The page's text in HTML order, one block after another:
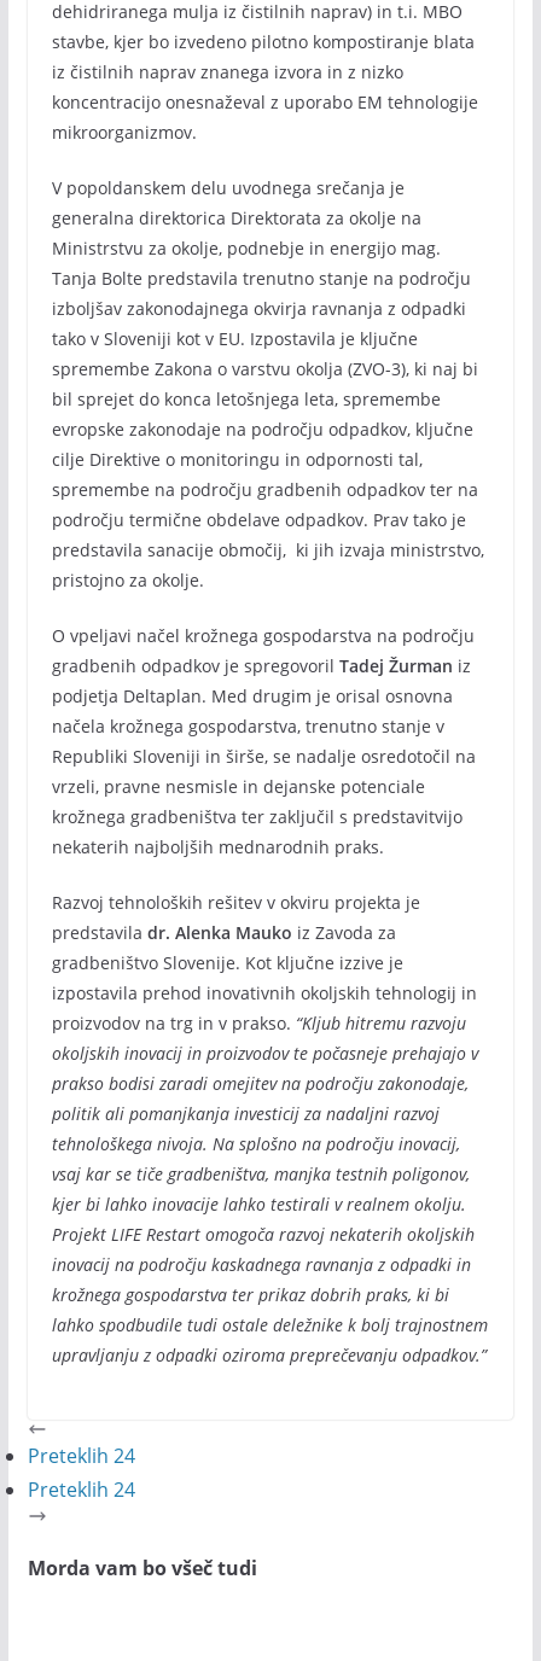
dehidriranega mulja iz čistilnih naprav) in t.i. MBO
stavbe, kjer bo izvedeno pilotno kompostiranje blata
iz čistilnih naprav znanega izvora in z nizko
koncentracijo onesnaževal z uporabo EM tehnologije
mikroorganizmov.
V popoldanskem delu uvodnega srečanja je
generalna direktorica Direktorata za okolje na
Ministrstvu za okolje, podnebje in energijo mag.
Tanja Bolte predstavila trenutno stanje na področju
izboljšav zakonodajnega okvirja ravnanja z odpadki
tako v Sloveniji kot v EU. Izpostavila je ključne
spremembe Zakona o varstvu okolja (ZVO-3), ki naj bi
bil sprejet do konca letošnjega leta, spremembe
evropske zakonodaje na področju odpadkov, ključne
cilje Direktive o monitoringu in odpornosti tal,
spremembe na področju gradbenih odpadkov ter na
področju termične obdelave odpadkov. Prav tako je
predstavila sanacije območij, ki jih izvaja ministrstvo,
pristojno za okolje.
O vpeljavi načel krožnega gospodarstva na področju
gradbenih odpadkov je spregovoril Tadej Žurman iz
podjetja Deltaplan. Med drugim je orisal osnovna
načela krožnega gospodarstva, trenutno stanje v
Republiki Sloveniji in širše, se nadalje osredotočil na
vrzeli, pravne nesmisle in dejanske potenciale
krožnega gradbeništva ter zaključil s predstavitvijo
nekaterih najboljših mednarodnih praks.
Razvoj tehnoloških rešitev v okviru projekta je
predstavila dr. Alenka Mauko iz Zavoda za
gradbeništvo Slovenije. Kot ključne izzive je
izpostavila prehod inovativnih okoljskih tehnologij in
proizvodov na trg in v prakso. “Kljub hitremu razvoju
okoljskih inovacij in proizvodov te počasneje prehajajo v
prakso bodisi zaradi omejitev na področju zakonodaje,
politik ali pomanjkanja investicij za nadaljni razvoj
tehnološkega nivoja. Na splošno na področju inovacij,
vsaj kar se tiče gradbeništva, manjka testnih poligonov,
kjer bi lahko inovacije lahko testirali v realnem okolju.
Projekt LIFE Restart omogoča razvoj nekaterih okoljskih
inovacij na področju kaskadnega ravnanja z odpadki in
krožnega gospodarstva ter prikaz dobrih praks, ki bi
lahko spodbudile tudi ostale deležnike k bolj trajnostnem
upravljanju z odpadki oziroma preprečevanju odpadkov.”
Preteklih 24
Preteklih 24
Morda vam bo všeč tudi